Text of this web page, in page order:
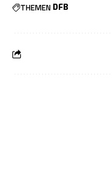
THEMEN DFB